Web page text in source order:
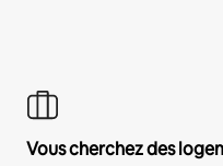
Vous cherchez des